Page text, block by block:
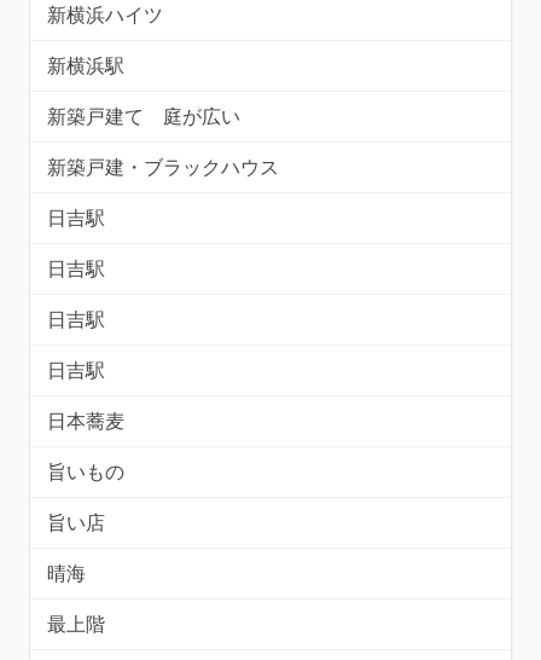
新横浜ハイツ
新横浜駅
新築戸建て 庭が広い
新築戸建・ブラックハウス
日吉駅
日吉駅
日吉駅
日吉駅
日本蕎麦
旨いもの
旨い店
晴海
最上階